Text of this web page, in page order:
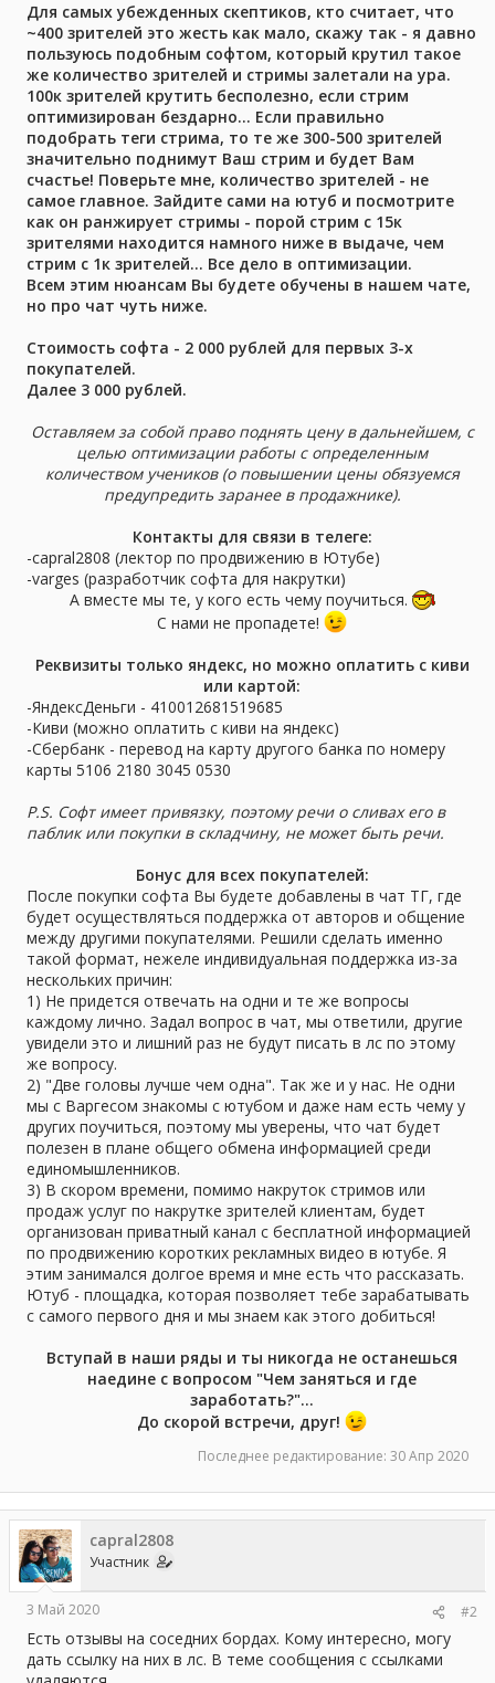
Для самых убежденных скептиков, кто считает, что
~400 зрителей это жесть как мало, скажу так - я давно
пользуюсь подобным софтом, который крутил такое
же количество зрителей и стримы залетали на ура.
100к зрителей крутить бесполезно, если стрим
оптимизирован бездарно... Если правильно
подобрать теги стрима, то те же 300-500 зрителей
значительно поднимут Ваш стрим и будет Вам
счастье! Поверьте мне, количество зрителей - не
самое главное. Зайдите сами на ютуб и посмотрите
как он ранжирует стримы - порой стрим с 15к
зрителями находится намного ниже в выдаче, чем
стрим с 1к зрителей... Все дело в оптимизации.
Всем этим нюансам Вы будете обучены в нашем чате,
но про чат чуть ниже.
Стоимость софта - 2 000 рублей для первых 3-х
покупателей.
Далее 3 000 рублей.
Оставляем за собой право поднять цену в дальнейшем, с
целью оптимизации работы с определенным
количеством учеников (о повышении цены обязуемся
предупредить заранее в продажнике).
Контакты для связи в телеге:
-capral2808 (лектор по продвижению в Ютубе)
-varges (разработчик софта для накрутки)
А вместе мы те, у кого есть чему поучиться.
С нами не пропадете!
Реквизиты только яндекс, но можно оплатить с киви
или картой:
-ЯндексДеньги - 410012681519685
-Киви (можно оплатить с киви на яндекс)
-Сбербанк - перевод на карту другого банка по номеру
карты 5106 2180 3045 0530
P.S. Софт имеет привязку, поэтому речи о сливах его в
паблик или покупки в складчину, не может быть речи.
Бонус для всех покупателей:
После покупки софта Вы будете добавлены в чат ТГ, где
будет осуществляться поддержка от авторов и общение
между другими покупателями. Решили сделать именно
такой формат, нежеле индивидуальная поддержка из-за
нескольких причин:
1) Не придется отвечать на одни и те же вопросы
каждому лично. Задал вопрос в чат, мы ответили, другие
увидели это и лишний раз не будут писать в лс по этому
же вопросу.
2) "Две головы лучше чем одна". Так же и у нас. Не одни
мы с Варгесом знакомы с ютубом и даже нам есть чему у
других поучиться, поэтому мы уверены, что чат будет
полезен в плане общего обмена информацией среди
единомышленников.
3) В скором времени, помимо накруток стримов или
продаж услуг по накрутке зрителей клиентам, будет
организован приватный канал с бесплатной информацией
по продвижению коротких рекламных видео в ютубе. Я
этим занимался долгое время и мне есть что рассказать.
Ютуб - площадка, которая позволяет тебе зарабатывать
с самого первого дня и мы знаем как этого добиться!
Вступай в наши ряды и ты никогда не останешься
наедине с вопросом "Чем заняться и где
заработать?"...
До скорой встречи, друг!
Последнее редактирование: 30 Апр 2020
capral2808
Участник
3 Май 2020 #2
Есть отзывы на соседних бордах. Кому интересно, могу
дать ссылку на них в лс. В теме сообщения с ссылками